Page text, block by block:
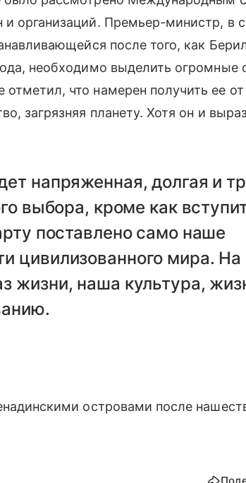
и организаций. Премьер-министр, в
после того, как
необходимо выделить огромные
что намерен получить ее от
загрязняя планету. Хотя он и
напряженная, долгая и
выбора, кроме как
поставлено само наше
цивилизованного мира. На
жизни, наша культура,
островами после